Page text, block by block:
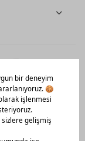
İndir!